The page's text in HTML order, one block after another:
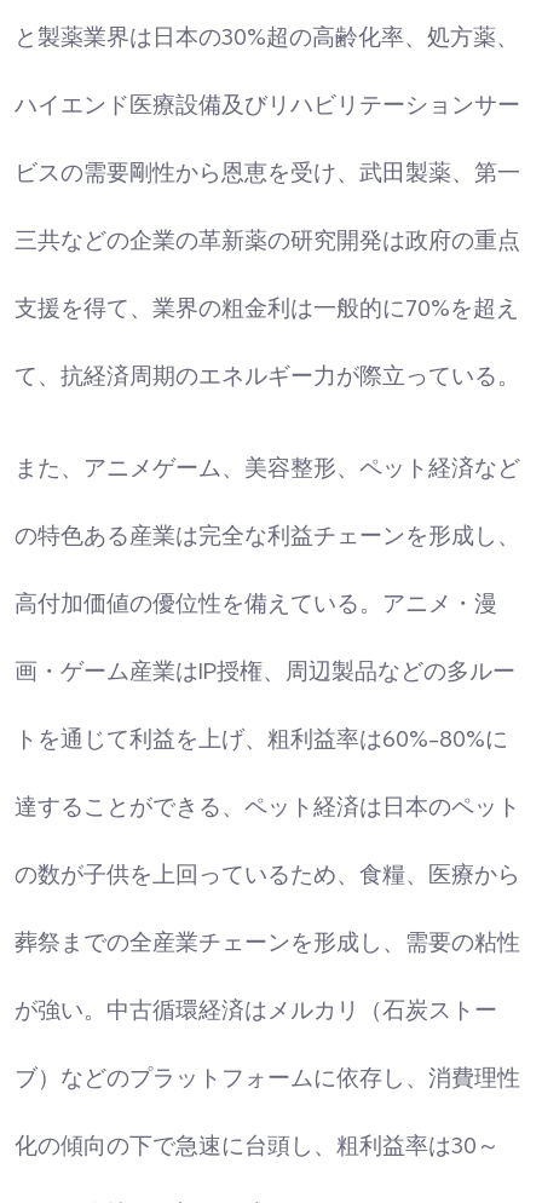
と製薬業界は日本の30%超の高齢化率、処方薬、
ハイエンド医療設備及びリハビリテーションサー
ビスの需要剛性から恩恵を受け、武田製薬、第一
三共などの企業の革新薬の研究開発は政府の重点
支援を得て、業界の粗金利は一般的に70%を超え
て、抗経済周期のエネルギー力が際立っている。
また、アニメゲーム、美容整形、ペット経済など
の特色ある産業は完全な利益チェーンを形成し、
高付加価値の優位性を備えている。アニメ・漫
画・ゲーム産業はIP授権、周辺製品などの多ルー
トを通じて利益を上げ、粗利益率は60%-80%に
達することができる、ペット経済は日本のペット
の数が子供を上回っているため、食糧、医療から
葬祭までの全産業チェーンを形成し、需要の粘性
が強い。中古循環経済はメルカリ（石炭ストー
ブ）などのプラットフォームに依存し、消費理性
化の傾向の下で急速に台頭し、粗利益率は30～